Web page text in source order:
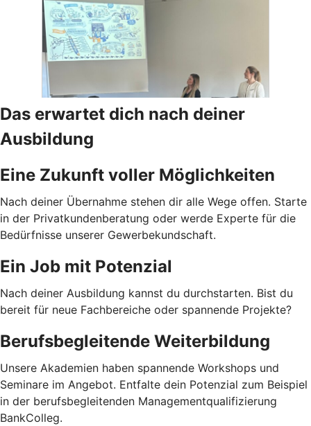
Das erwartet dich nach deiner
Ausbildung
Eine Zukunft voller Möglichkeiten
Nach deiner Übernahme stehen dir alle Wege offen. Starte
in der Privatkundenberatung oder werde Experte für die
Bedürfnisse unserer Gewerbekundschaft.
Ein Job mit Potenzial
Nach deiner Ausbildung kannst du durchstarten. Bist du
bereit für neue Fachbereiche oder spannende Projekte?
Berufsbegleitende Weiterbildung
Unsere Akademien haben spannende Workshops und
Seminare im Angebot. Entfalte dein Potenzial zum Beispiel
in der berufsbegleitenden Managementqualifizierung
BankColleg.